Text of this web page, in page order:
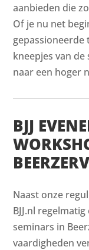
aanbieden die
Of je nu net
gepassioneerde
kneepjes van
naar een hoger
BJJ
Naast onze
BJJ.nl
seminars in
vaardigheden